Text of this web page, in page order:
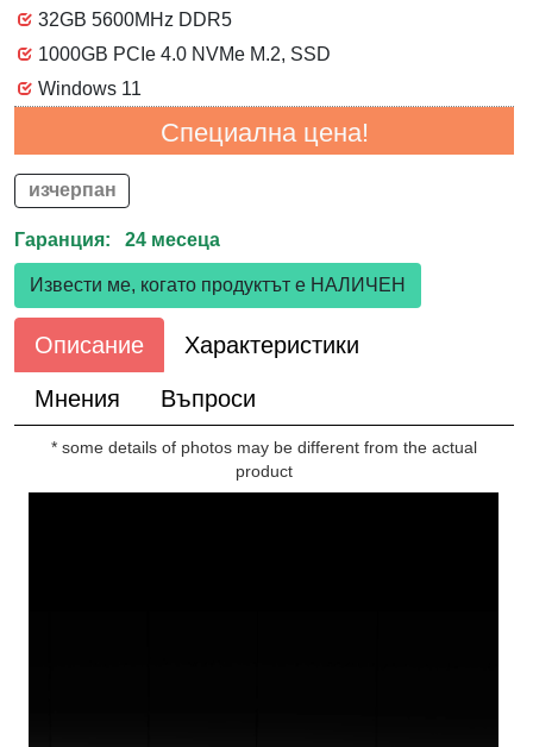
32GB 5600MHz DDR5
1000GB PCIe 4.0 NVMe M.2, SSD
Windows 11
Специална цена!
изчерпан
Гаранция: 24 месеца
Извести ме, когато продуктът е НАЛИЧЕН
Описание Характеристики
Мнения Въпроси